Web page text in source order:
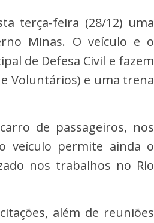
terça-feira (28/12) uma
Minas. O veículo e o
de Defesa Civil e fazem
Voluntários) e uma trena
de passageiros, nos
veículo permite ainda o
nos trabalhos no Rio
além de reuniões